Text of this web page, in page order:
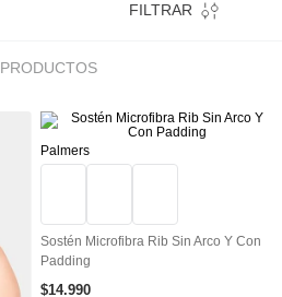
FILTRAR
PRODUCTOS
Palmers
Sostén Microfibra Rib Sin Arco Y Con
Padding
$14.990